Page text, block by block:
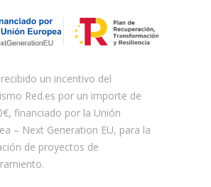
un incentivo del
Red.es por un importe de
financiado por la Unión
– Next Generation EU, para la
de proyectos de